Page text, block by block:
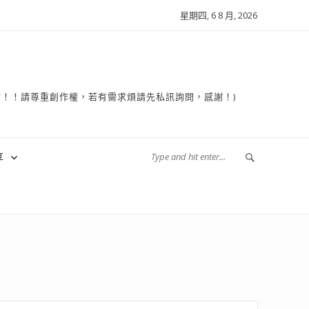
星期四, 6 8 月, 2026
請尊重創作權，若有需求煩請先私訊詢問，感謝！)